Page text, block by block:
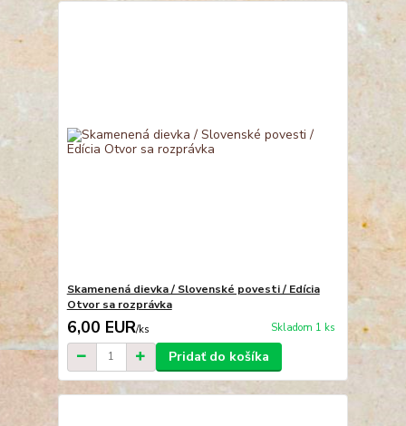
Skamenená dievka / Slovenské povesti / Edícia
Otvor sa rozprávka
6,00 EUR/ks Skladom 1 ks
Pridať do košíka